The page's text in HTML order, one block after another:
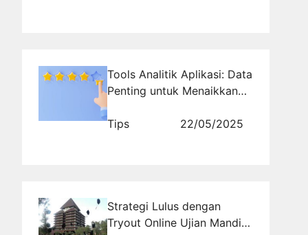
Tools Analitik Aplikasi: Data
Penting untuk Menaikkan
Tips
22/05/2025
Strategi Lulus dengan
Tryout Online Ujian Mandiri